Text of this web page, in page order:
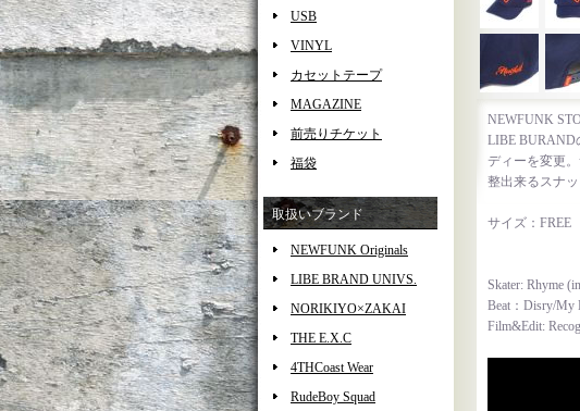
USB
VINYL
カセットテープ
MAGAZINE
前売りチケット
福袋
取扱いブランド
NEWFUNK Originals
LIBE BRAND UNIVS.
NORIKIYO×ZAKAI
THE E.X.C
4THCoast Wear
RudeBoy Squad
NEWFUNK
LIBE BURAND
ディーを変更
整出来るスナ
サイズ：FREE
Skater: Rhyme
Beat：Disry/My
Film&Edit: